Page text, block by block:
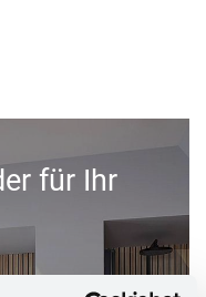
für Ihr